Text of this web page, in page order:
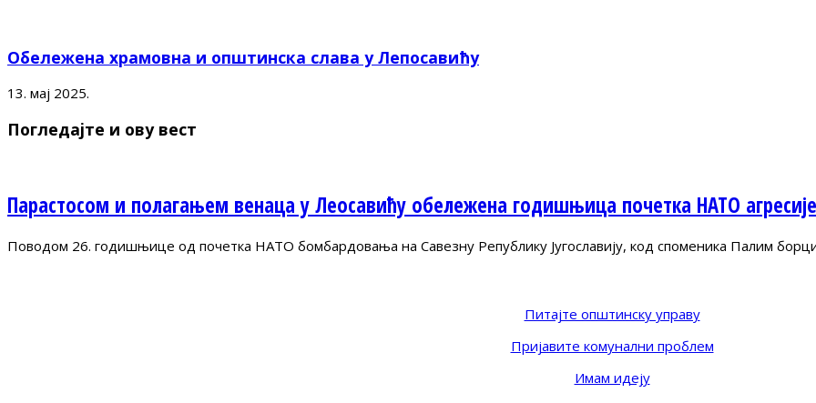
Обележена храмовна и општинска слава у Лепосавићу
13. мај 2025.
Погледајте и ову вест
Парастосом и полагањем венаца у Леосавићу обележена годишњица почетка НАТО агресије
Поводом 26. годишњице од почетка НАТО бомбардовања на Савезну Републику Југославију, код споменика Палим
Питајте општинску управу
Пријавите комунални проблем
Имам идеју